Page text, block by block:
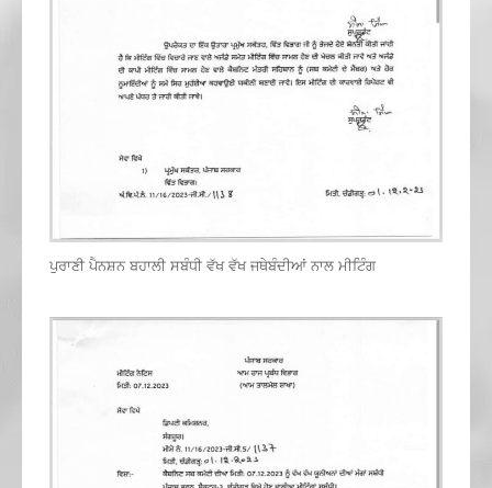
ਪੁਰਾਣੀ ਪੈਨਸ਼ਨ ਬਹਾਲੀ ਸਬੰਧੀ ਵੱਖ ਵੱਖ ਜਥੇਬੰਦੀਆਂ ਨਾਲ ਮੀਟਿੰਗ